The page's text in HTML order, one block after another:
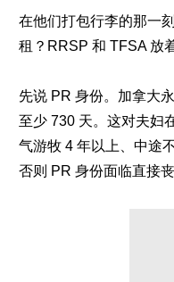
在他们打包行李的那一
租？RRSP 和 TFSA 放
先说 PR 身份。加拿大
至少 730 天。这对夫妇
气游牧 4 年以上、中途
否则 PR 身份面临直接